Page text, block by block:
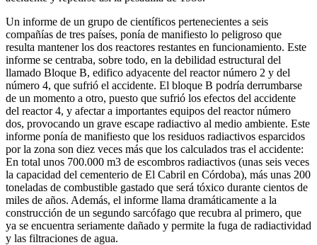
Un informe de un grupo de científicos pertenecientes a seis
compañías de tres países, ponía de manifiesto lo peligroso que
resulta mantener los dos reactores restantes en funcionamiento. Este
informe se centraba, sobre todo, en la debilidad estructural del
llamado Bloque B, edifico adyacente del reactor número 2 y del
número 4, que sufrió el accidente. El bloque B podría derrumbarse
de un momento a otro, puesto que sufrió los efectos del accidente
del reactor 4, y afectar a importantes equipos del reactor número
dos, provocando un grave escape radiactivo al medio ambiente. Este
informe ponía de manifiesto que los residuos radiactivos esparcidos
por la zona son diez veces más que los calculados tras el accidente:
En total unos 700.000 m3 de escombros radiactivos (unas seis veces
la capacidad del cementerio de El Cabril en Córdoba), más unas 200
toneladas de combustible gastado que será tóxico durante cientos de
miles de años. Además, el informe llama dramáticamente a la
construcción de un segundo sarcófago que recubra al primero, que
ya se encuentra seriamente dañado y permite la fuga de radiactividad
y las filtraciones de agua.